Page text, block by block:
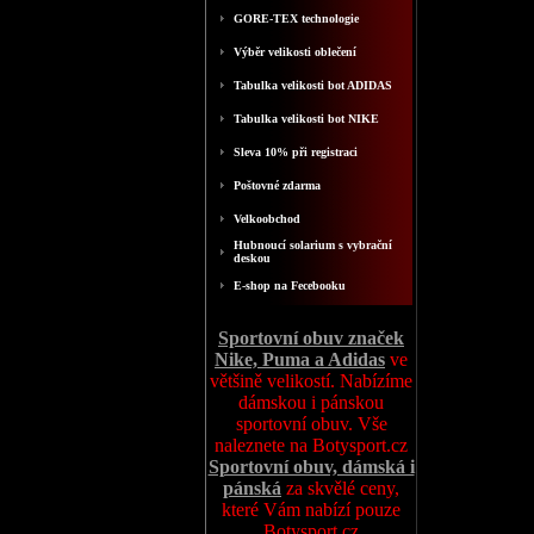
GORE-TEX technologie
Výběr velikosti oblečení
Tabulka velikosti bot ADIDAS
Tabulka velikosti bot NIKE
Sleva 10% při registraci
Poštovné zdarma
Velkoobchod
Hubnoucí solarium s vybrační
deskou
E-shop na Fecebooku
Sportovní obuv značek
Nike, Puma a Adidas ve
většině velikostí. Nabízíme
dámskou i pánskou
sportovní obuv. Vše
naleznete na Botysport.cz
Sportovní obuv, dámská i
pánská za skvělé ceny,
které Vám nabízí pouze